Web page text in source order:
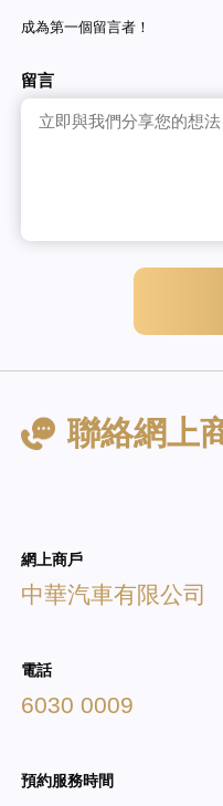
成為第一個留言者！
留言
聯絡網上
網上商戶
中華汽車有限公司
電話
6030 0009
預約服務時間